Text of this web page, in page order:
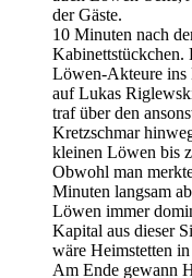
der Gäste.
10 Minuten nach
Löwen-Akteure ins
auf Lukas
traf über den
Kretzschmar
kleinen Löwen bis
Obwohl man
Minuten langsam
Löwen immer
Kapital aus dieser
wäre Heimstetten
Am Ende gewann